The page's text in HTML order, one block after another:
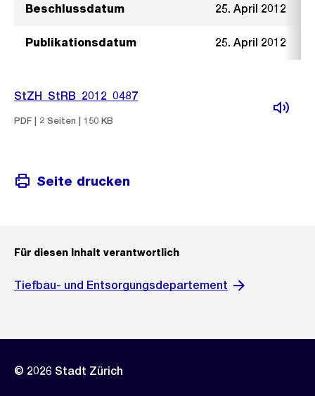
Beschlussdatum 25. April 2012
Publikationsdatum 25. April 2012
StZH_StRB_2012_0487
PDF | 2 Seiten | 150 KB
Seite drucken
Für diesen Inhalt verantwortlich
Tiefbau- und Entsorgungsdepartement
© 2026 Stadt Zürich